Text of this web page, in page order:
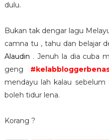
dulu.
Bukan tak dengar lagu
camna tu , tahu dan belajar
Alaudin . Jenuh la dia cuba
geng
mendayu lah kalau
boleh tidur lena.
Korang ?